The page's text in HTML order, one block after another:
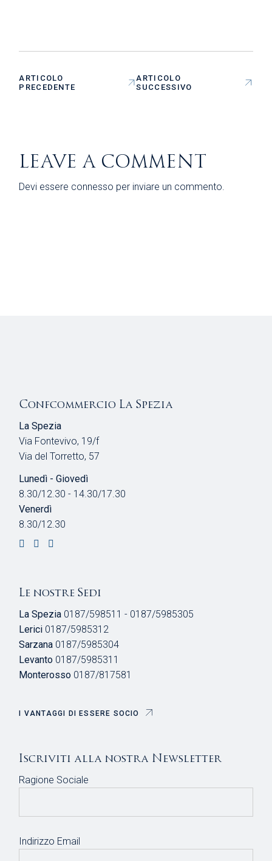
ARTICOLO
PRECEDENTE
ARTICOLO
SUCCESSIVO
LEAVE A COMMENT
Devi essere connesso per inviare un commento.
Confcommercio La Spezia
La Spezia
Via Fontevivo, 19/f
Via del Torretto, 57
Lunedì - Giovedì
8.30/12.30 - 14.30/17.30
Venerdì
8.30/12.30
Le nostre Sedi
La Spezia 0187/598511 - 0187/5985305
Lerici 0187/5985312
Sarzana 0187/5985304
Levanto 0187/5985311
Monterosso 0187/817581
I VANTAGGI DI ESSERE SOCIO
Iscriviti alla nostra Newsletter
Ragione Sociale
Indirizzo Email